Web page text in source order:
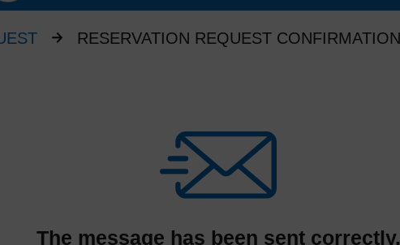
RESERVATION REQUEST CONFIRMATION
The message has been sent correctly.